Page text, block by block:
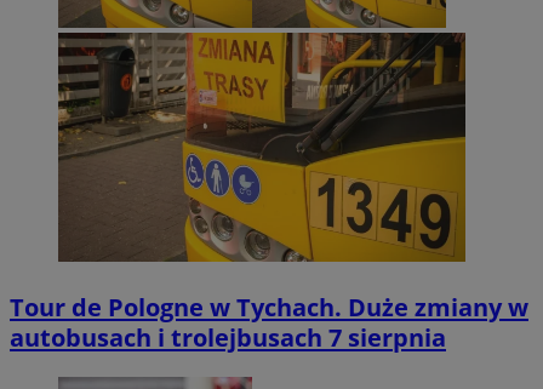
Tour de Pologne w Tychach. Duże zmiany w
autobusach i trolejbusach 7 sierpnia